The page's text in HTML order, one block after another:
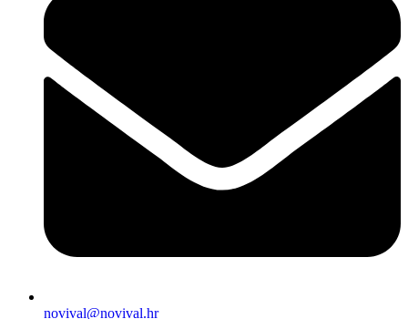
novival@novival.hr